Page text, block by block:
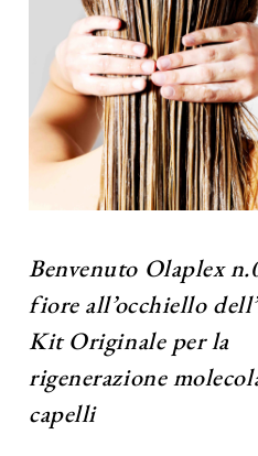
Benvenuto Olaplex
fiore all’occhiello
Kit Originale per la
rigenerazione
capelli